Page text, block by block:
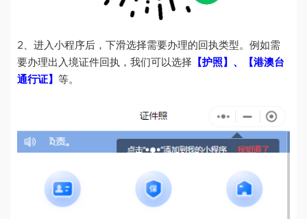
2、进入小程序后，下滑选择需要办理的回执类型。例如需
要办理出入境证件回执，我们可以选择 【护照】、【港澳台
通行证】 等。